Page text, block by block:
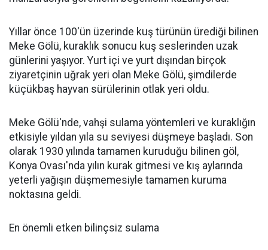
Yıllar önce 100'ün üzerinde kuş türünün ürediği bilinen
Meke Gölü, kuraklık sonucu kuş seslerinden uzak
günlerini yaşıyor. Yurt içi ve yurt dışından birçok
ziyaretçinin uğrak yeri olan Meke Gölü, şimdilerde
küçükbaş hayvan sürülerinin otlak yeri oldu.
Meke Gölü'nde, vahşi sulama yöntemleri ve kuraklığın
etkisiyle yıldan yıla su seviyesi düşmeye başladı. Son
olarak 1930 yılında tamamen kuruduğu bilinen göl,
Konya Ovası'nda yılın kurak gitmesi ve kış aylarında
yeterli yağışın düşmemesiyle tamamen kuruma
noktasına geldi.
En önemli etken bilinçsiz sulama